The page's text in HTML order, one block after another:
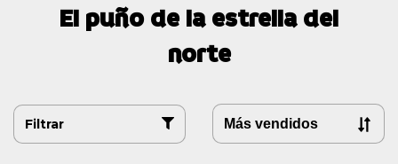
El puño de la estrella del
norte
Filtrar